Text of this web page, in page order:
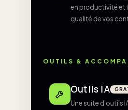
en productivité et
qualité de vos
OUTILS &
Outils IA
Une suite d'outils